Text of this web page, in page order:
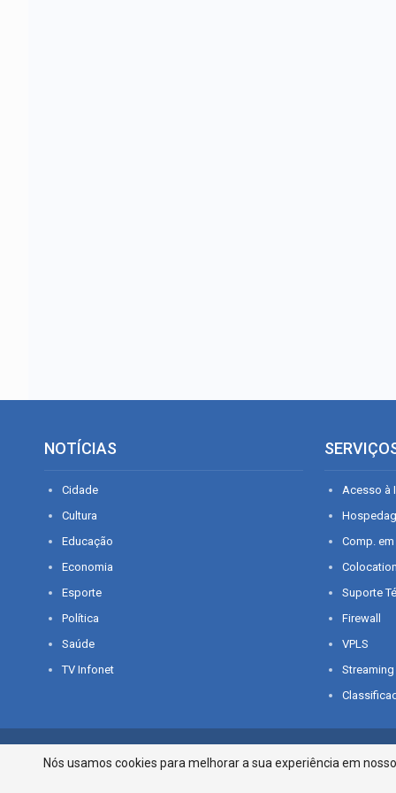
NOTÍCIAS
Cidade
Cultura
Educação
Economia
Esporte
Política
Saúde
TV Infonet
Acesso à
Comp.
Suporte
Firewall
VPLS
Streaming
© 2026 - O que é notícia em Sergipe. Todos os direitos reservados.
Nós usamos cookies para melhorar a sua experiência em